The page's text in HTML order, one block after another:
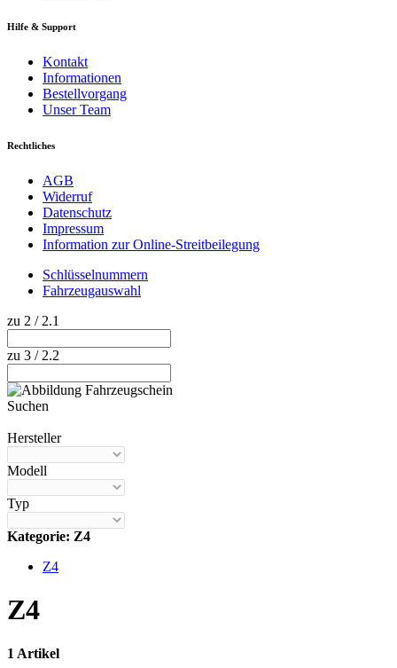
Hilfe & Support
Kontakt
Informationen
Bestellvorgang
Unser Team
Rechtliches
AGB
Widerruf
Datenschutz
Impressum
Information zur Online-Streitbeilegung
Schlüsselnummern
Fahrzeugauswahl
zu 2 / 2.1
zu 3 / 2.2
Suchen
Hersteller
Modell
Typ
Kategorie: Z4
Z4
Z4
1 Artikel